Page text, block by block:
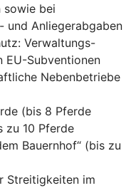
sowie bei
und Anliegerabgaben
Verwaltungs-
EU-Subventionen
Nebenbetriebe
(bis 8 Pferde
zu 10 Pferde
Bauernhof“ (bis zu
Streitigkeiten im